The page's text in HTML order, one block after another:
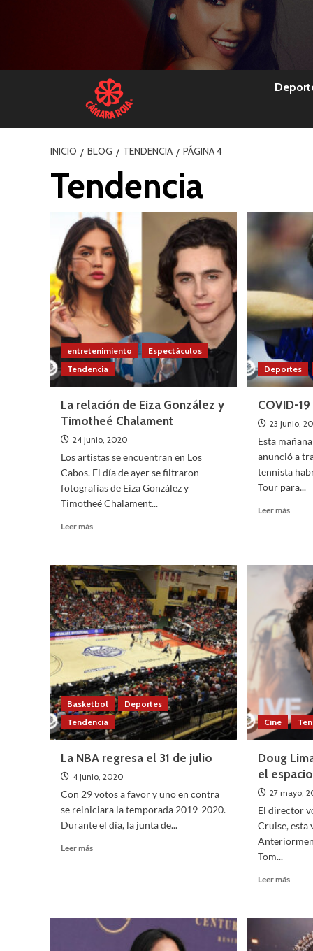
INICIO BLOG TENDENCIA PÁGINA 4
Tendencia
entretenimiento
Espectáculos
Tendencia
La relación de Eiza González y
Timotheé Chalament
24 junio, 2020
Los artistas se encuentran en Los
Cabos. El día de ayer se filtraron
fotografías de Eiza González y
Timotheé Chalament...
Leer másLeer
La
relación
de
Eiza
González
y
Timotheé
Chalament
Deportes
COVID-
23 junio,
Esta
anunció a
tennista
Tour para...
Leer másLeer
ataca
al
rey
del
tenis
Basketbol
Deportes
Tendencia
La NBA regresa el 31 de julio
4 junio, 2020
Con 29 votos a favor y uno en contra
se reiniciara la temporada 2019-2020.
Durante el día, la junta de...
Leer másLeer
el
Cine
Doug
el espacio
27 mayo,
El director
Cruise, esta
Tom...
Leer másLeer
Doug
Liman
Tendencia
sobre el Día de
estarán disponibles en
la línea de calzado y
a la próxima
Cine entretenimiento
Netflix revela estrenos
12 enero, 2021
La plataforma de streaming no
atrás este año, pues contará con
producciones para atraer al
momentos, Netflix compartió un...
revela
estrenos
2021